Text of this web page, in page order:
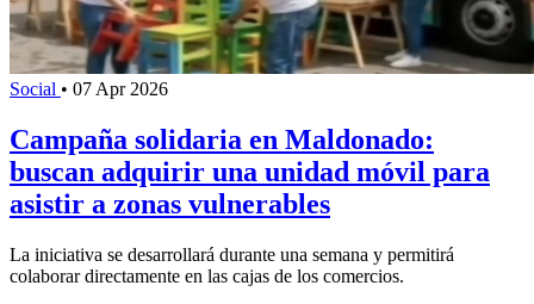
Social • 07 Apr 2026
Campaña solidaria en Maldonado:
buscan adquirir una unidad móvil para
asistir a zonas vulnerables
La iniciativa se desarrollará durante una semana y permitirá
colaborar directamente en las cajas de los comercios.